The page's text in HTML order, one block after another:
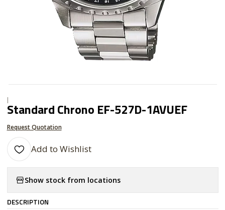
|
Standard Chrono EF-527D-1AVUEF
Request Quotation
Add to Wishlist
Show stock from locations
DESCRIPTION